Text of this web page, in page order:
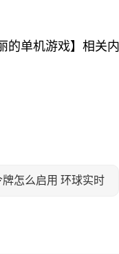
单机游戏】相关内
牌怎么启用 环球实时